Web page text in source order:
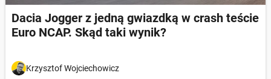
Dacia Jogger z jedną gwiazdką w crash teście
Euro NCAP. Skąd taki wynik?
Krzysztof Wojciechowicz